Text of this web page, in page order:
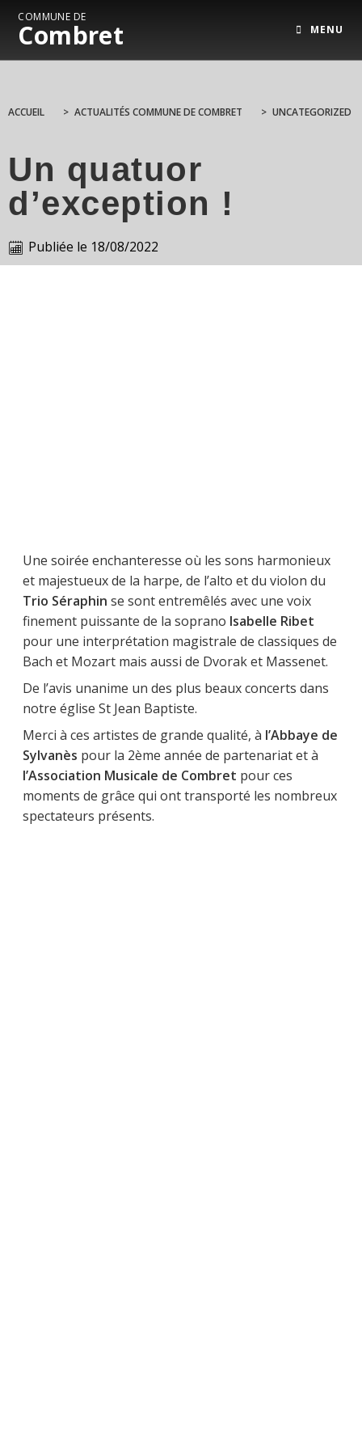
COMMUNE DE
Combret MENU
ACCUEIL > ACTUALITÉS COMMUNE DE COMBRET > UNCATEGORIZED
Un quatuor
d’exception !
Publiée le 18/08/2022
Une soirée enchanteresse où les sons harmonieux
et majestueux de la harpe, de l’alto et du violon du
Trio Séraphin se sont entremêlés avec une voix
finement puissante de la soprano Isabelle Ribet
pour une interprétation magistrale de classiques de
Bach et Mozart mais aussi de Dvorak et Massenet.
De l’avis unanime un des plus beaux concerts dans
notre église St Jean Baptiste.
Merci à ces artistes de grande qualité, à l’Abbaye de
Sylvanès pour la 2ème année de partenariat et à
l’Association Musicale de Combret pour ces
moments de grâce qui ont transporté les nombreux
spectateurs présents.